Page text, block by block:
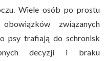
Wiele osób po prostu
związanych
psy trafiają do schronisk
decyzji i braku